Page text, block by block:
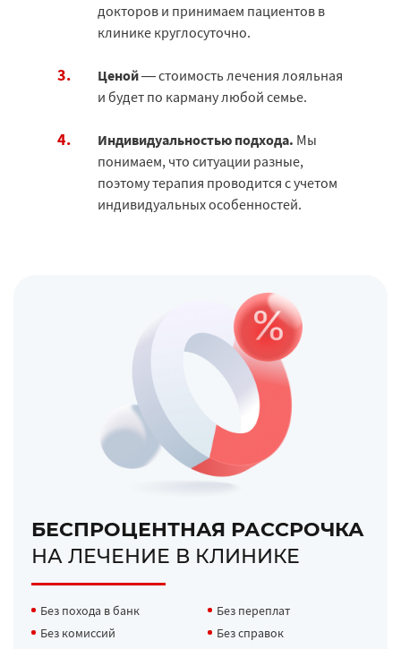
докторов и принимаем пациентов в
клинике круглосуточно.
Ценой— стоимость лечения лояльная
и будет по карману любой семье.
Индивидуальностью подхода. Мы
понимаем, что ситуации разные,
поэтому терапия проводится с учетом
индивидуальных особенностей.
БЕСПРОЦЕНТНАЯ РАССРОЧКА
НА ЛЕЧЕНИЕ В КЛИНИКЕ
Без похода в банк
Без переплат
Без комиссий
Без справок